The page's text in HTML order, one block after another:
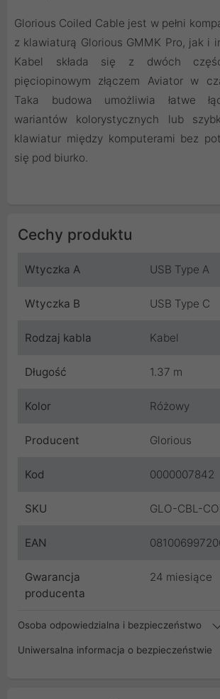
Glorious Coiled Cable jest w pełni
z klawiaturą Glorious GMMK Pro, jak i
Kabel składa się z dwóch
pięciopinowym złączem Aviator w
Taka budowa umożliwia łatwe
wariantów kolorystycznych lub
klawiatur między komputerami bez
się pod biurko.
Cechy produktu
Wtyczka A USB Type A
Wtyczka B USB Type C
Rodzaj kabla Kabel
Długość 1.37 m
Kolor Różowy
Producent Glorious
Kod 0000007842
SKU GLO-CBL-
EAN
Gwarancja
producenta
24 miesiące
Osoba odpowiedzialna i bezpieczeństwo
Uniwersalna informacja o bezpieczeństwie